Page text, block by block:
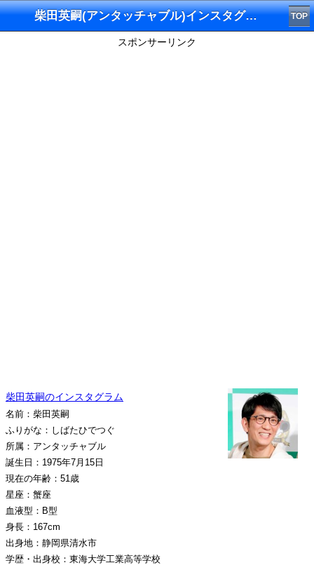
柴田英嗣(アンタッチャブル)インスタグラム TOP
スポンサーリンク
柴田英嗣のインスタグラム
名前：柴田英嗣
ふりがな：しばたひでつぐ
所属：アンタッチャブル
誕生日：1975年7月15日
現在の年齢：51歳
星座：蟹座
血液型：B型
身長：167cm
出身地：静岡県清水市
学歴・出身校：東海大学工業高等学校